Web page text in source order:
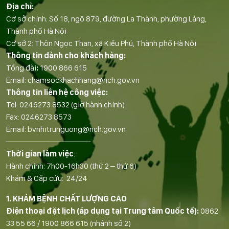
Địa chỉ:
Cơ sở chính: Số 18, ngõ 879, đường La Thành, phường Láng,
Thành phố Hà Nội
Cơ sở 2: Thôn Ngọc Than, xã Kiều Phú, Thành phố Hà Nội
Thông tin dành cho khách hàng:
Tổng đài:1900 866 615
Email: chamsockhachhang@nch.gov.vn
Thông tin liên hệ công việc:
Tel: 0246273 8532 (giờ hành chính)
Fax: 0246273 8573
Email: bvnhitrunguong@nch.gov.vn
——————————-
Thời gian làm việc:
Hành chính: 7h00-16h30 (thứ 2 – thứ 6)
Khám & Cấp cứu: 24/24
1. KHÁM BỆNH CHẤT LƯỢNG CAO
Điện thoại đặt lịch (áp dụng tại Trung tâm Quốc tế):0862
33 55 66 / 1900 866 615 (nhánh số 2)